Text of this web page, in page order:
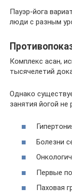
Пауэр-йога
люди с разным
Комплекс асан,
тысячелетий
Однако
занятия йогой
Болезни
Первые
Паховая